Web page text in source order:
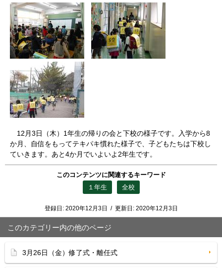
12月3日（木）1年生の帰りの会と下校の様子です。入学から8
か月、自信をもってテキパキ慣れた様子で、子どもたちは下校し
ていきます。あと4か月でいよいよ2年生です。
このコンテンツに関連するキーワード
１年生
全校
登録日: 2020年12月3日 / 更新日: 2020年12月3日
このカテゴリー内の他のページ
3月26日（金）修了式・離任式